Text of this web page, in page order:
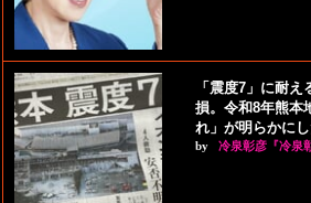
「震度7」に耐
損。令和8年熊本
れ」が明らかに
by 冷泉彰彦『冷泉